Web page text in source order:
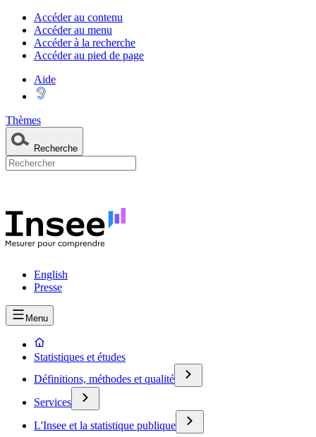
Accéder au contenu
Accéder au menu
Accéder à la recherche
Accéder au pied de page
Aide
Thèmes
Recherche
English
Presse
Menu
Statistiques et études
Définitions, méthodes et qualité
Services
L'Insee et la statistique publique